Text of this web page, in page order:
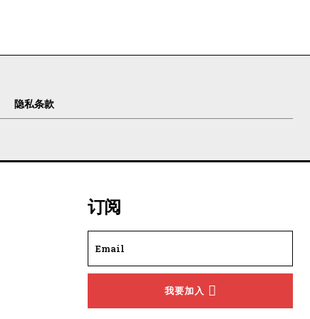
隐私条款
订阅
我要加入